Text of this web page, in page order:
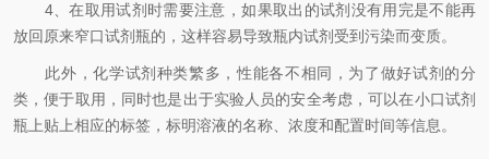
4、在取用试剂时需要注意，如果取出的试剂没有用完是不能再
放回原来窄口试剂瓶的，这样容易导致瓶内试剂受到污染而变质。
此外，化学试剂种类繁多，性能各不相同，为了做好试剂的分
类，便于取用，同时也是出于实验人员的安全考虑，可以在小口试剂
瓶上贴上相应的标签，标明溶液的名称、浓度和配置时间等信息。